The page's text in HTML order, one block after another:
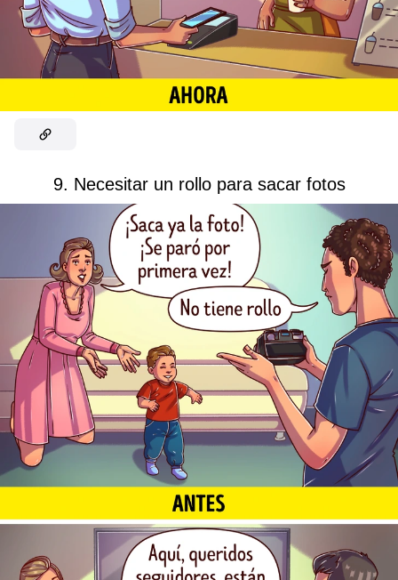
9. Necesitar un rollo para sacar fotos